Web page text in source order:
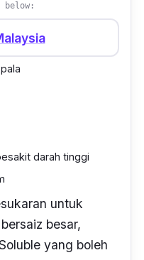
below:
darah tinggi
untuk
besar,
yang boleh